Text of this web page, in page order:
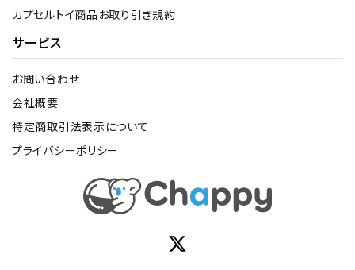
カプセルトイ商品お取り引き規約
サービス
お問い合わせ
会社概要
特定商取引法表示について
プライバシーポリシー